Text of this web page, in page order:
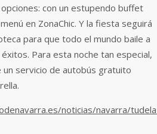
con un estupendo buffet
en ZonaChic. Y la fiesta seguirá
para que todo el mundo baile a
Para esta noche tan especial,
servicio de autobús gratuito
noticias/navarra/